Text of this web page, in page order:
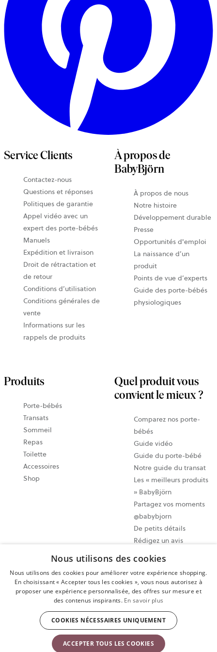
Service Clients
Contactez-nous
Questions et réponses
Politiques de garantie
Appel vidéo avec un
expert des porte-bébés
Manuels
Expédition et livraison
Droit de rétractation et
de retour
Conditions d’utilisation
Conditions générales de
vente
Informations sur les
rappels de produits
À propos de
BabyBjörn
À propos de nous
Notre histoire
Développement durable
Presse
Opportunités d'emploi
La naissance d’un
produit
Points de vue d’experts
Guide des porte-bébés
physiologiques
Produits
Porte-bébés
Transats
Sommeil
Repas
Toilette
Accessoires
Shop
Quel produit vous
convient le mieux ?
Comparez nos porte-
bébés
Guide vidéo
Guide du porte-bébé
Notre guide du transat
Les « meilleurs produits
» BabyBjörn
Partagez vos moments
@babybjorn
De petits détails
Rédigez un avis
Paramètres des cookies
Plan du site
Politique de confidentialité
Conditions d’utilisation
Exercer votre droit de rétractation
Copyright © 2009-2024 BabyBjörn AB. Tous droits réservés.
Nous utilisons des cookies
Nous utilisons des cookies pour améliorer votre expérience shopping.
En choisissant « Accepter tous les cookies », vous nous autorisez à
proposer une expérience personnalisée, des offres sur mesure et
des contenus inspirants. En savoir plus
ACCEPTER TOUS LES COOKIES
COOKIES NÉCESSAIRES UNIQUEMENT